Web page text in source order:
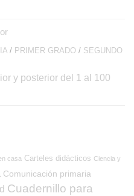
/ PRIMER GRADO / SEGUNDO
y posterior del 1 al 100
casa Carteles didácticos Ciencia y
Comunicación primaria
Cuadernillo para